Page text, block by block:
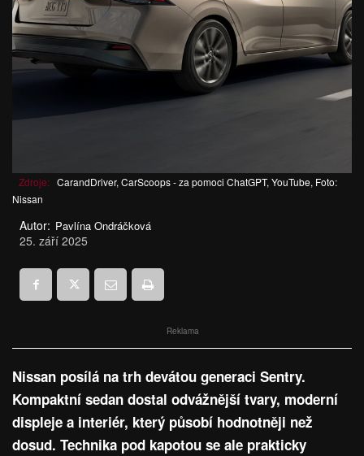
Zdroje: CarandDriver, CarScoops - za pomoci ChatGPT, YouTube, Foto:
Nissan
Autor: Pavlína Ondráčková
25. září 2025
Reklama
Nissan posílá na trh devátou generaci Sentry.
Kompaktní sedan dostal odvážnější tvary, moderní
displeje a interiér, který působí hodnotněji než
dosud. Technika pod kapotou se ale prakticky